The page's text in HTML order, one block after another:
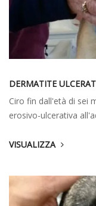
DERMATITE
Ciro fin dall'età di sei
erosivo-ulcerativa
VISUALIZZA